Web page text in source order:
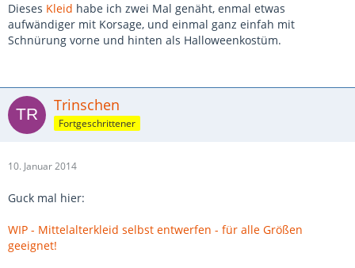
Dieses Kleid habe ich zwei Mal genäht, enmal etwas
aufwändiger mit Korsage, und einmal ganz einfah mit
Schnürung vorne und hinten als Halloweenkostüm.
Trinschen
Fortgeschrittener
10. Januar 2014
Guck mal hier:
WIP - Mittelalterkleid selbst entwerfen - für alle Größen
geeignet!